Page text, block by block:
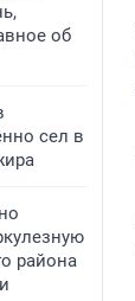
об
сел в
района